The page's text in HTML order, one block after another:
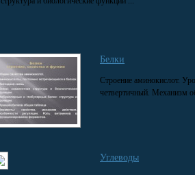
Белки
Строение аминокислот.
четвертичный. Механизм
Углеводы